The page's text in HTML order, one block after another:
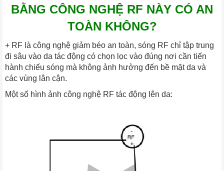
BẰNG CÔNG NGHỆ RF NÀY CÓ AN
TOÀN KHÔNG?
+ RF là công nghệ giảm béo an toàn, sóng RF chỉ tập trung
đi sâu vào da tác động có chọn lọc vào đúng nơi cần tiến
hành chiếu sóng mà không ảnh hưởng đến bề mặt da và
các vùng lân cận.
Một số hình ảnh công nghệ RF tác động lên da: